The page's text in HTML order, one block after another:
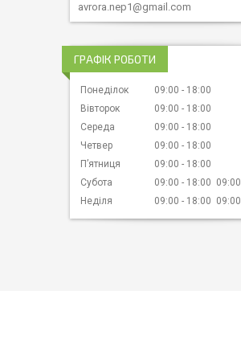
avrora.nep1@gmail.com
ГРАФІК РОБОТИ
Понеділок 09:00
18:00
Вівторок
09:00
18:00
Середа
09:00
18:00
Четвер
09:00
18:00
Пʼятниця
09:00
18:00
Субота
09:00 18:00 09:00
Неділя
09:00 18:00 09:00